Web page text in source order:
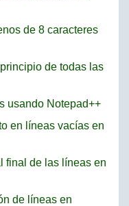
de 8 caracteres
de todas las
usando Notepad++
en líneas vacías en
final de las líneas en
de líneas en